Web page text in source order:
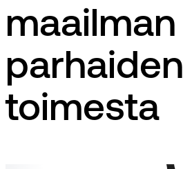
maailman
parhaiden
toimesta